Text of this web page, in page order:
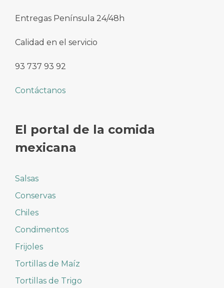
Entregas Península 24/48h
Calidad en el servicio
93 737 93 92
Contáctanos
El portal de la comida
mexicana
Salsas
Conservas
Chiles
Condimentos
Frijoles
Tortillas de Maíz
Tortillas de Trigo